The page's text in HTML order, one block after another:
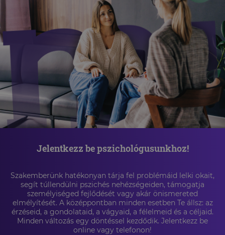
Jelentkezz be pszichológusunkhoz!
Szakemberünk hatékonyan tárja fel problémáid lelki okait,
segít túllendülni pszichés nehézségeiden, támogatja
személyiséged fejlődését vagy akár önismereted
elmélyítését. A középpontban minden esetben Te állsz: az
érzéseid, a gondolataid, a vágyaid, a félelmeid és a céljaid.
Minden változás egy döntéssel kezdődik. Jelentkezz be
online vagy telefonon!